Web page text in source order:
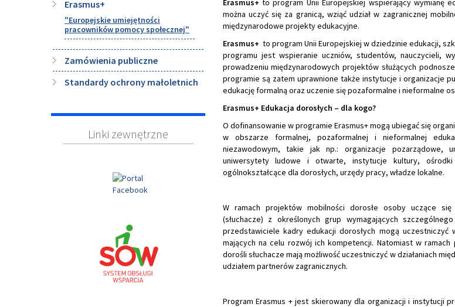
Erasmus+ to program Unii Europejskiej wspierający wymianę
można uczyć się za granicą, wziąć udział w zagranicznej
międzynarodowe projekty edukacyjne.
Erasmus+ to program Unii Europejskiej w dziedzinie edukacji,
programu jest wspieranie uczniów, studentów, nauczycieli,
prowadzeniu międzynarodowych projektów służących
programie są zatem uprawnione także instytucje i organizacje
edukację formalną oraz uczenie się pozaformalne i nieformalne
Erasmus+ Edukacja dorosłych – dla kogo?
O dofinansowanie w programie Erasmus+ mogą ubiegać się
w obszarze formalnej, pozaformalnej i nieformalnej
niezawodowym, takie jak np.: organizacje pozarządowe,
uniwersytety ludowe i otwarte, instytucje kultury, ośrodki
ogólnokształcące dla dorosłych, urzędy pracy, władze lokalne.
W ramach projektów mobilności dorosłe osoby uczące się
(słuchacze) z określonych grup wymagających
przedstawiciele kadry edukacji dorosłych mogą uczestniczyć
mających na celu rozwój ich kompetencji. Natomiast w
dorośli słuchacze mają możliwość uczestniczyć w działaniach
udziałem partnerów zagranicznych.
Program Erasmus + jest skierowany dla organizacji i instytucji
Erasmus+
"Europejskie umiejętności
pracowników pomocy społecznej"
Zamówienia publiczne
Standardy ochrony małoletnich
Linki zewnętrzne